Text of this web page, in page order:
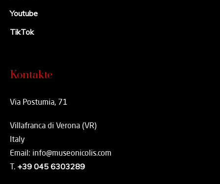
Youtube
TikTok
Kontakte
Via Postumia, 71
Villafranca di Verona (VR)
Italy
Email: info@museonicolis.com
T. +39 045 6303289